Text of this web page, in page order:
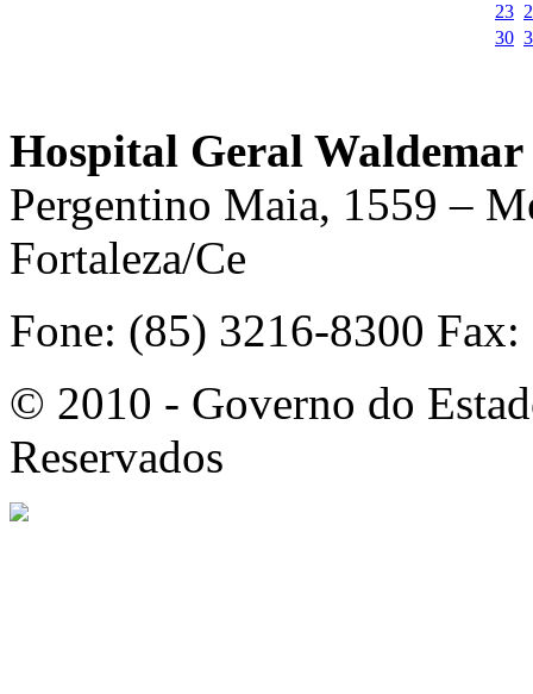
23
30
Hospital Geral
Pergentino Maia, 1559 –
Fortaleza/Ce
Fone: (85) 3216-8300
© 2010 - Governo do
Reservados